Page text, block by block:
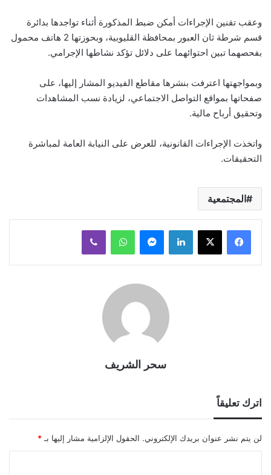
وعقب تقنين الإجراءات أمكن ضبط المذكورة أثناء تواجدها بدائرة
قسم شرطة ثان العبور بمحافظة القليوبية، وبحوزتها 2 هاتف محمول
بفحصهما تبين احتوائهما على دلائل تؤكد نشاطها الإجرامي.
وبمواجهتها اعترفت بنشرها مقاطع الفيديو المشار إليها، على
صفحاتها بمواقع التواصل الاجتماعي، لزيادة نسب المشاهدات
وتحقيق أرباح مالية.
واتخذت الإجراءات القانونية، للعرض على النيابة العامة لمباشرة
التحقيقات.
المجتمعية
لينكدإن ماسنجر واتساب ڤايبر
سحر الشريف
اترك تعليقاً
لن يتم نشر عنوان بريدك الإلكتروني. الحقول الإلزامية مشار إليها بـ *